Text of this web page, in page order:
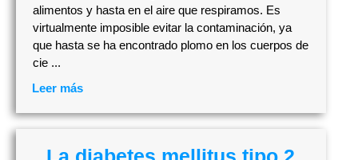
alimentos y hasta en el aire que respiramos. Es
virtualmente imposible evitar la contaminación, ya
que hasta se ha encontrado plomo en los cuerpos de
cie ...
Leer más